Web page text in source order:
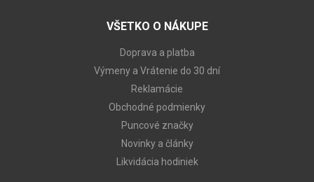
VŠETKO O NÁKUPE
Doprava a platba
Výmeny a Vrátenie do 30 dní
Reklamácie
Obchodné podmienky
Puncové značky
Novinky a články
Likvidácia hodiniek